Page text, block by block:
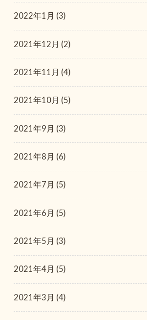
2022年1月 (3)
2021年12月 (2)
2021年11月 (4)
2021年10月 (5)
2021年9月 (3)
2021年8月 (6)
2021年7月 (5)
2021年6月 (5)
2021年5月 (3)
2021年4月 (5)
2021年3月 (4)